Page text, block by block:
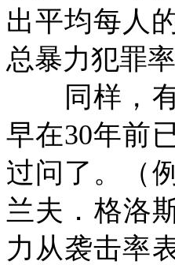
出平均每人
总暴力犯罪
同样，有
早在30年前
过问了。（
兰夫．格洛
力从袭击率